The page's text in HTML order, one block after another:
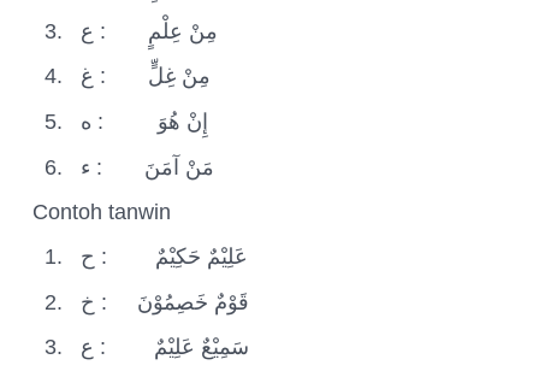
3.
ع :
مِنْ عِلْمٍ
4.
غ :
مِنْ غِلٍّ
5.
ه :
إِنْ هُوَ
6.
ء :
مَنْ آمَنَ
Contoh tanwin
1.
ح :
عَلِيْمٌ حَكِيْمٌ
2.
خ :
قَوْمٌ خَصِمُوْنَ
3.
ع :
سَمِيْعٌ عَلِيْمٌ